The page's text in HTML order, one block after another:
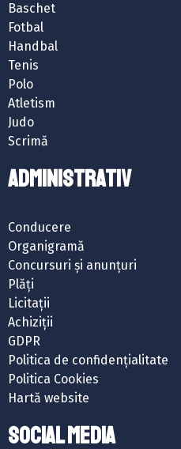
Baschet
Fotbal
Handbal
Tenis
Polo
Atletism
Judo
Scrimă
ADMINISTRATIV
Conducere
Organigramă
Concursuri și anunțuri
Plăți
Licitații
Achiziții
GDPR
Politica de confidențialitate
Politica Cookies
Hartă website
SOCIAL MEDIA